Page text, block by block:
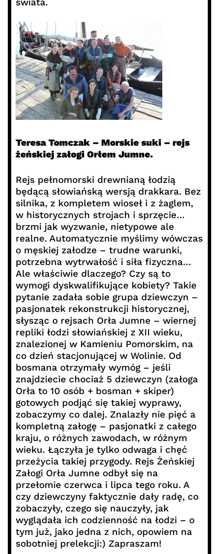
Teresa Tomczak – Morskie suki – rejs
żeńskiej załogi Orłem Jumne.
Rejs pełnomorski drewnianą łodzią
będącą słowiańską wersją drakkara. Bez
silnika, z kompletem wioseł i z żaglem,
w historycznych strojach i sprzęcie…
brzmi jak wyzwanie, nietypowe ale
realne. Automatycznie myślimy wówczas
o męskiej załodze – trudne warunki,
potrzebna wytrwałość i siła fizyczna…
Ale właściwie dlaczego? Czy są to
wymogi dyskwalifikujące kobiety? Takie
pytanie zadała sobie grupa dziewczyn –
pasjonatek rekonstrukcji historycznej,
słysząc o rejsach Orła Jumne – wiernej
repliki łodzi słowiańskiej z XII wieku,
znalezionej w Kamieniu Pomorskim, na
co dzień stacjonującej w Wolinie. Od
bosmana otrzymały wymóg – jeśli
znajdziecie chociaż 5 dziewczyn (załoga
Orła to 10 osób + bosman + skiper)
gotowych podjąć się takiej wyprawy,
zobaczymy co dalej. Znalazły nie pięć a
kompletną załogę – pasjonatki z całego
kraju, o różnych zawodach, w różnym
wieku. Łączyła je tylko odwaga i chęć
przeżycia takiej przygody. Rejs Żeńskiej
Załogi Orła Jumne odbył się na
przełomie czerwca i lipca tego roku. A
czy dziewczyny faktycznie dały radę, co
zobaczyły, czego się nauczyły, jak
wyglądała ich codzienność na łodzi – o
tym już, jako jedna z nich, opowiem na
sobotniej prelekcji:) Zapraszam!